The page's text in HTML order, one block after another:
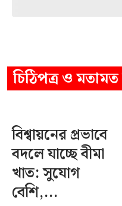
চিঠিপত্র ও মতামত
বিশ্বায়নের প্রভাবে
বদলে যাচ্ছে বীমা
খাত: সুযোগ
বেশি,...